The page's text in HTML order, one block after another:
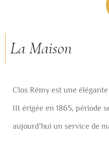
La Maison
Clos Rémy est une
III érigée en 1865, période
aujourd’hui un service de